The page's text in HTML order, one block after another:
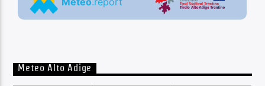
Meteo Alto Adige